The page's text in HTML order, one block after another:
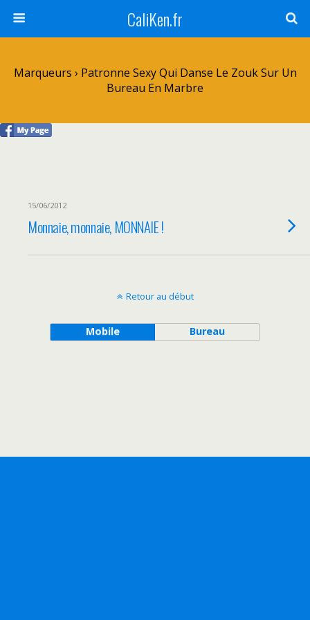
CaliKen.fr
Marqueurs › Patronne Sexy Qui Danse Le Zouk Sur Un
Bureau En Marbre
15/06/2012
Monnaie, monnaie, MONNAIE !
Retour au début
Mobile Bureau